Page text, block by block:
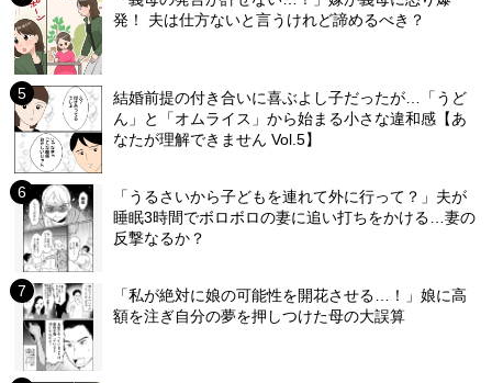
発！ 夫は仕方ないと言うけれど諦めるべき？
結婚前提の付き合いに喜ぶよし子だったが…「うど
ん」と「オムライス」から始まる小さな違和感【あ
なたが理解できません Vol.5】
「うるさいから子どもを連れて外に行って？」夫が
睡眠3時間でボロボロの妻に追い打ちをかける…妻の
反撃なるか？
「私が絶対に娘の可能性を開花させる…！」娘に高
額を注ぎ自分の夢を押しつけた母の大誤算